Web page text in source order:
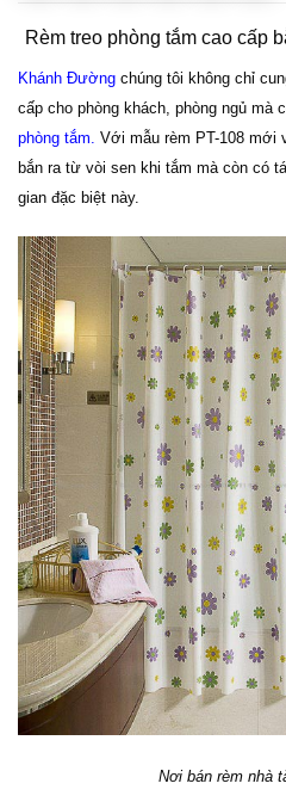
Rèm treo phòng tắm cao cấp
Khánh Đường chúng tôi không chỉ
cấp cho phòng khách, phòng ngủ mà
phòng tắm. Với mẫu rèm PT-108 mới
bắn ra từ vòi sen khi tắm mà còn có
gian đặc biệt này.
Nơi bán rèm nhà